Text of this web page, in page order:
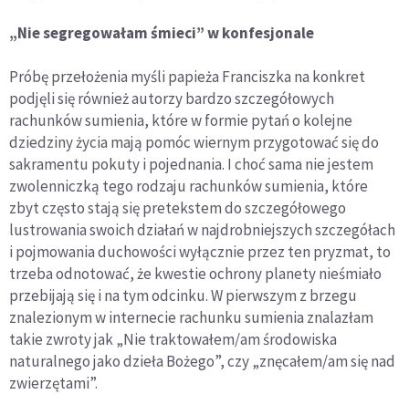
„Nie segregowałam śmieci” w konfesjonale
Próbę przełożenia myśli papieża Franciszka na konkret
podjęli się również autorzy bardzo szczegółowych
rachunków sumienia, które w formie pytań o kolejne
dziedziny życia mają pomóc wiernym przygotować się do
sakramentu pokuty i pojednania. I choć sama nie jestem
zwolenniczką tego rodzaju rachunków sumienia, które
zbyt często stają się pretekstem do szczegółowego
lustrowania swoich działań w najdrobniejszych szczegółach
i pojmowania duchowości wyłącznie przez ten pryzmat, to
trzeba odnotować, że kwestie ochrony planety nieśmiało
przebijają się i na tym odcinku. W pierwszym z brzegu
znalezionym w internecie rachunku sumienia znalazłam
takie zwroty jak „Nie traktowałem/am środowiska
naturalnego jako dzieła Bożego”, czy „znęcałem/am się nad
zwierzętami”.